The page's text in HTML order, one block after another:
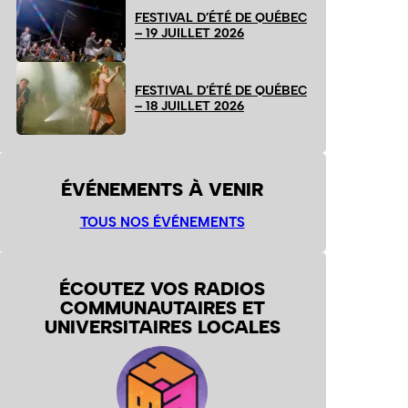
FESTIVAL D’ÉTÉ DE QUÉBEC
– 19 JUILLET 2026
FESTIVAL D’ÉTÉ DE QUÉBEC
– 18 JUILLET 2026
ÉVÉNEMENTS À VENIR
TOUS NOS ÉVÉNEMENTS
ÉCOUTEZ VOS RADIOS
COMMUNAUTAIRES ET
UNIVERSITAIRES LOCALES